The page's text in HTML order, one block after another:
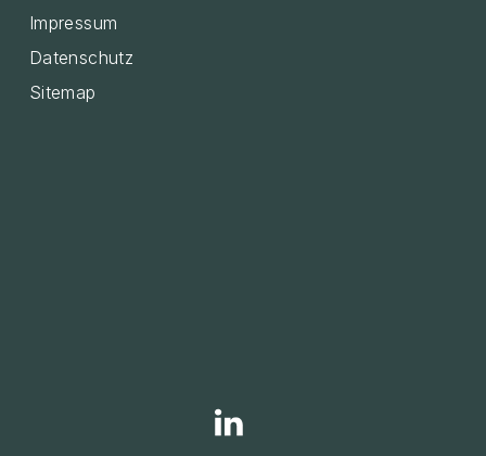
Impressum
Datenschutz
Sitemap